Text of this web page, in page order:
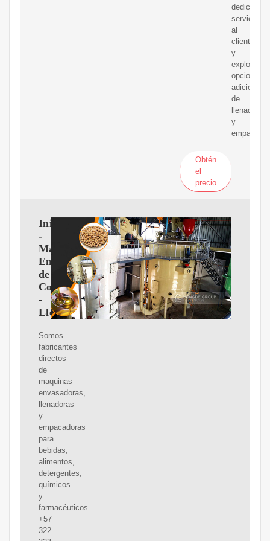
dedicado
servicio
al
cliente
y
explore
opciones
adicionales
de
llenado
y
empaque!
Obtén
el
precio
Inicio
-
Maquinas
Envasadoras
de
Colombia
-
Llenadoras
Somos
fabricantes
directos
de
maquinas
envasadoras,
llenadoras
y
empacadoras
para
bebidas,
alimentos,
detergentes,
químicos
y
farmacéuticos.
+57
322